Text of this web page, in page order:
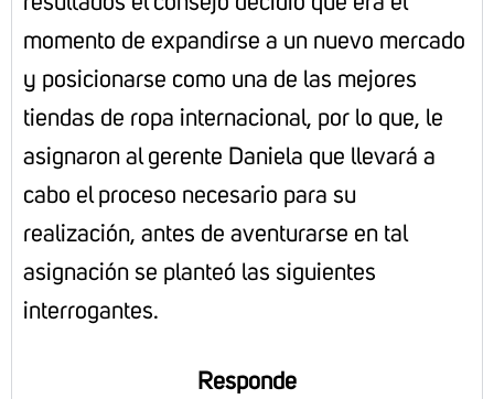
momento de expandirse a un nuevo mercado
y posicionarse como una de las mejores
tiendas de ropa internacional, por lo que, le
asignaron al gerente Daniela que llevará a
cabo el proceso necesario para su
realización, antes de aventurarse en tal
asignación se planteó las siguientes
interrogantes.
Responde